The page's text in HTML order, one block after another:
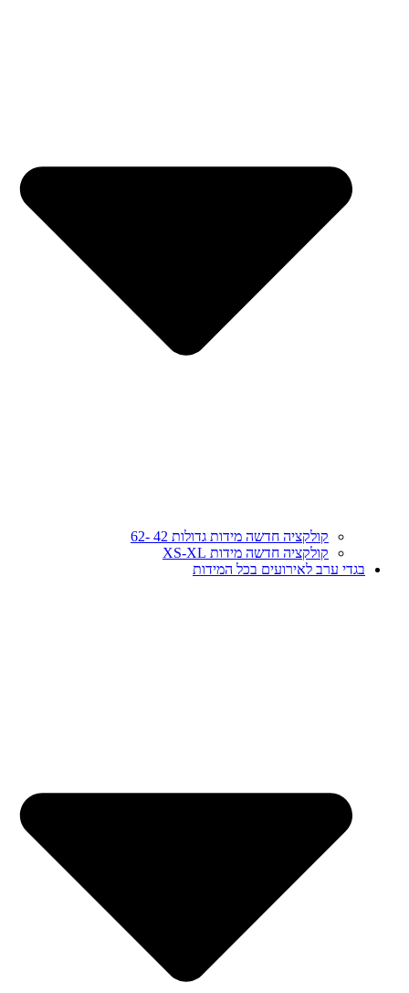
קולקציה חדשה מידות גדולות 42 -62
קולקציה חדשה מידות XS-XL
בגדי ערב לאירועים בכל המידות